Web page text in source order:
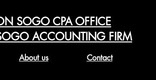
SOGO CPA OFFICE
ACCOUNTING FIRM
About us Contact